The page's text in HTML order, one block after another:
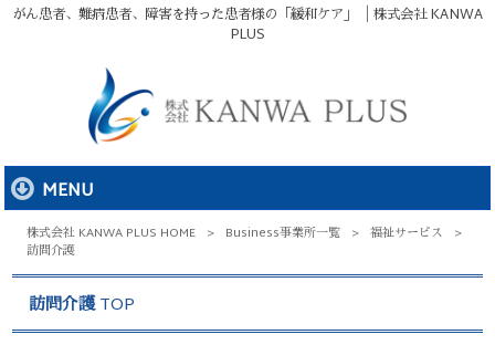
がん患者、難病患者、障害を持った患者様の「緩和ケア」 │株式会社 KANWA
PLUS
MENU
株式会社 KANWA PLUS HOME > Business事業所一覧 > 福祉サービス >
訪問介護
訪問介護